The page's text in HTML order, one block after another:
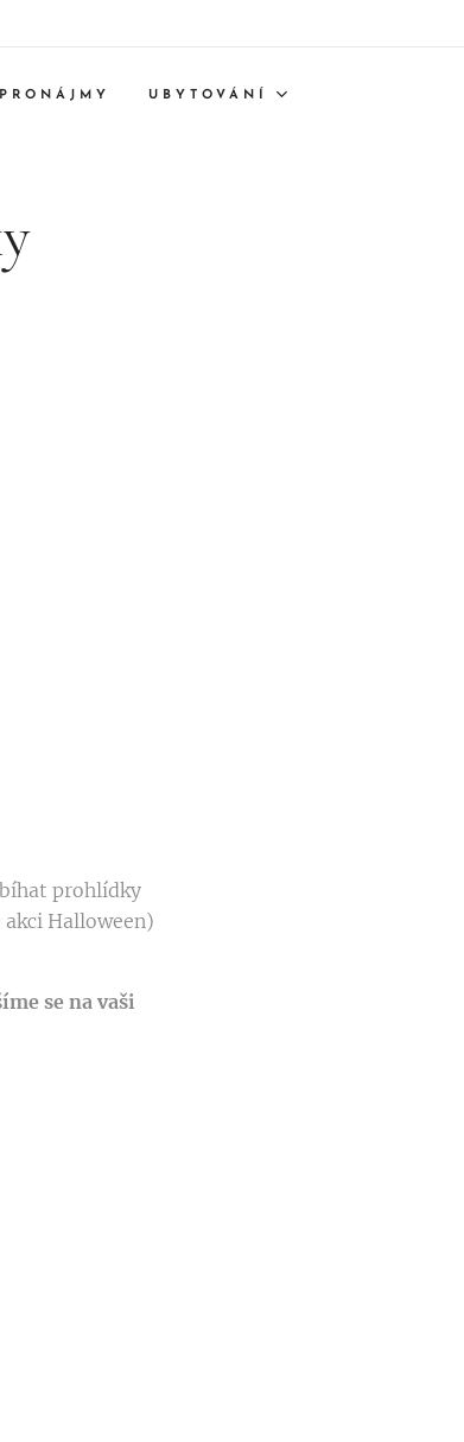
PRONÁJMY UBYTOVÁNÍ
prohlídky
Halloween)
se na vaši